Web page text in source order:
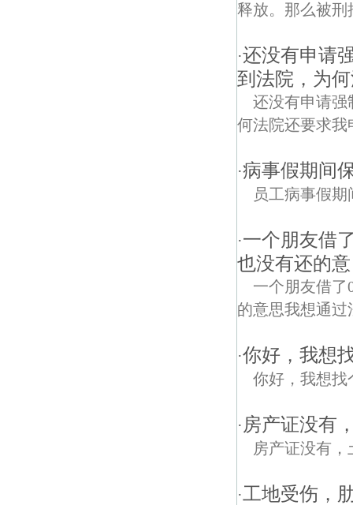
释放。那么被刑
·还没有申请
到法院，为
还没有申请强
何法院还要求我
·病事假期间
员工病事假
·一个朋友借
也没有还的
一个朋友借了
的意思我想通过
·你好，我想
你好，我想找
· 房产证没有
房产证没有
·工地受伤，